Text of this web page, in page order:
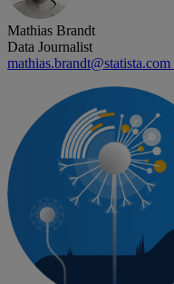
Mathias Brandt
Data Journalist
mathias.brandt@statista.com